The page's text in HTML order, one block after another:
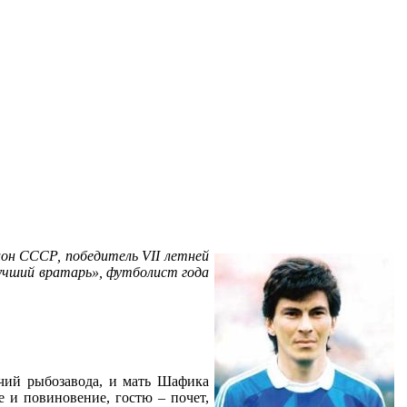
СССР, победитель VII летней
вратарь», футболист года
рыбозавода, и мать Шафика
и повиновение, гостю – почет,